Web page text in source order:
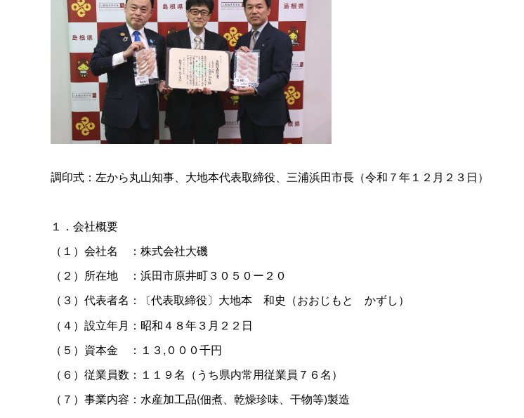
調印式：左から丸山知事、大地本代表取締役、三浦浜田市長（令和７年１２月２３日）
１．会社概要
（１）会社名
：株式会社大磯
（２）所在地
：浜田市原井町３０５０ー２０
（３）代表者名：
〔代表取締役〕大地本 和史（おおじもと かずし）
（４）設立年月：昭和４８年３月２２日
（５）資本金
：１３,０００千円
（６）従業員数：１１９名（うち県内常用従業員７６名）
（７）事業内容：水産加工品(佃煮、乾燥珍味、干物等)製造